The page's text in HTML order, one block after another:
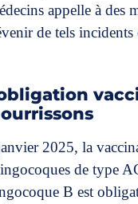
appelle à des
de tels incidents
2025, la
de type
B est